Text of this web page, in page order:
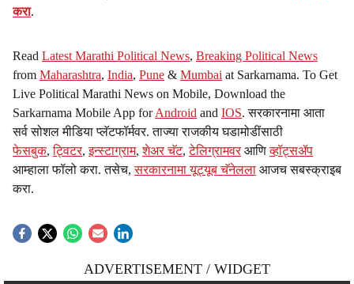
करा.
Read Latest Marathi Political News, Breaking Political News
from Maharashtra, India, Pune & Mumbai at Sarkarnama. To Get
Live Political Marathi News on Mobile, Download the
Sarkarnama Mobile App forAndroid and IOS. सरकारनामा आता
सर्व सोशल मीडिया प्लॅटफॉर्मवर. ताज्या राजकीय घडामोडींसाठी
फेसबुक,ट्विटर,इन्स्टाग्राम,शेअर चॅट,टेलिग्रामवर आणिव्हॉट्सॲप
आम्हाला फॉलो करा. तसेच,सरकारनामा यूट्यूब चॅनेलला आजच सबस्क्राइब
करा.
ADVERTISEMENT / WIDGET